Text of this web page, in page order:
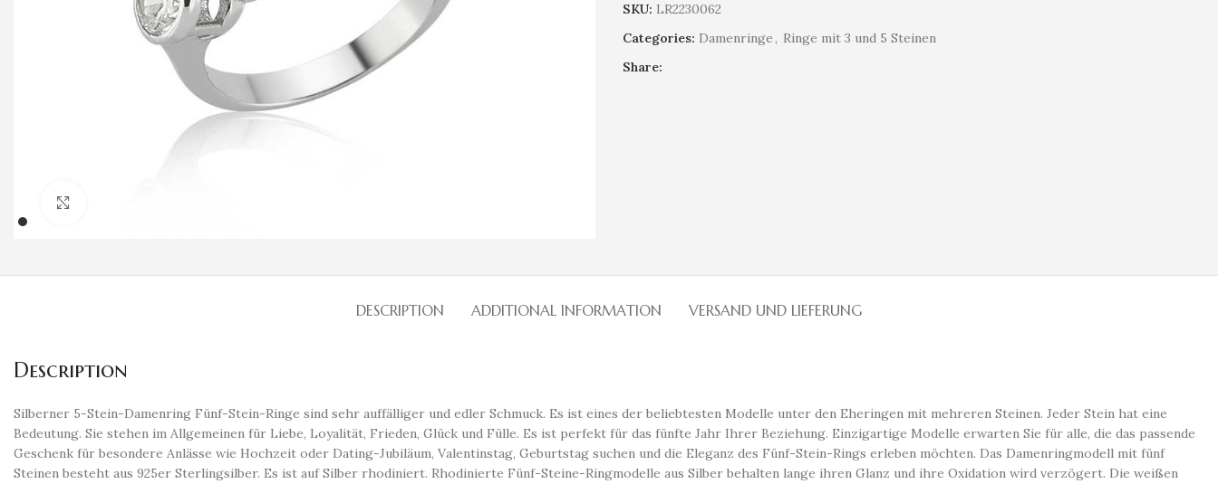
SKU: LR2230062
Categories: Damenringe, Ringe mit 3 und 5 Steinen
Share:
DESCRIPTION ADDITIONAL INFORMATION VERSAND UND LIEFERUNG
Description
Silberner 5-Stein-Damenring Fünf-Stein-Ringe sind sehr auffälliger und edler Schmuck. Es ist eines der beliebtesten Modelle unter den Eheringen mit mehreren Steinen. Jeder Stein hat eine
Bedeutung. Sie stehen im Allgemeinen für Liebe, Loyalität, Frieden, Glück und Fülle. Es ist perfekt für das fünfte Jahr Ihrer Beziehung. Einzigartige Modelle erwarten Sie für alle, die das passende
Geschenk für besondere Anlässe wie Hochzeit oder Dating-Jubiläum, Valentinstag, Geburtstag suchen und die Eleganz des Fünf-Stein-Rings erleben möchten. Das Damenringmodell mit fünf
Steinen besteht aus 925er Sterlingsilber. Es ist auf Silber rhodiniert. Rhodinierte Fünf-Steine-Ringmodelle aus Silber behalten lange ihren Glanz und ihre Oxidation wird verzögert. Die weißen